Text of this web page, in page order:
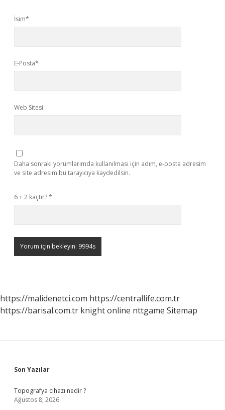
İsim*
E-Posta*
Web Sitesi
Daha sonraki yorumlarımda kullanılması için adım, e-posta adresim
ve site adresim bu tarayıcıya kaydedilsin.
6 + 2 kaçtır?*
https://malidenetci.com https://centrallife.com.tr
https://barisal.com.tr knight online nttgame Sitemap
Sidebar
Son Yazılar
Topografya cihazı nedir ?
Ağustos 8, 2026